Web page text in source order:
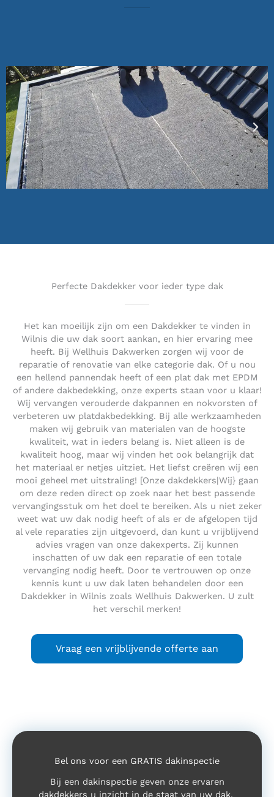
Perfecte Dakdekker voor ieder type dak
Het kan moeilijk zijn om een Dakdekker te vinden in
Wilnis die uw dak soort aankan, en hier ervaring mee
heeft. Bij Wellhuis Dakwerken zorgen wij voor de
reparatie of renovatie van elke categorie dak. Of u nou
een hellend pannendak heeft of een plat dak met EPDM
of andere dakbedekking, onze experts staan voor u klaar!
Wij vervangen verouderde dakpannen en nokvorsten of
verbeteren uw platdakbedekking. Bij alle werkzaamheden
maken wij gebruik van materialen van de hoogste
kwaliteit, wat in ieders belang is. Niet alleen is de
kwaliteit hoog, maar wij vinden het ook belangrijk dat
het materiaal er netjes uitziet. Het liefst creëren wij een
mooi geheel met uitstraling! [Onze dakdekkers|Wij} gaan
om deze reden direct op zoek naar het best passende
vervangingsstuk om het doel te bereiken. Als u niet zeker
weet wat uw dak nodig heeft of als er de afgelopen tijd
al vele reparaties zijn uitgevoerd, dan kunt u vrijblijvend
advies vragen van onze dakexperts. Zij kunnen
inschatten of uw dak een reparatie of een totale
vervanging nodig heeft. Door te vertrouwen op onze
kennis kunt u uw dak laten behandelen door een
Dakdekker in Wilnis zoals Wellhuis Dakwerken. U zult
het verschil merken!
Vraag een vrijblijvende offerte aan
Bel ons voor een GRATIS dakinspectie
Bij een dakinspectie geven onze ervaren
dakdekkers u inzicht in de staat van uw dak.